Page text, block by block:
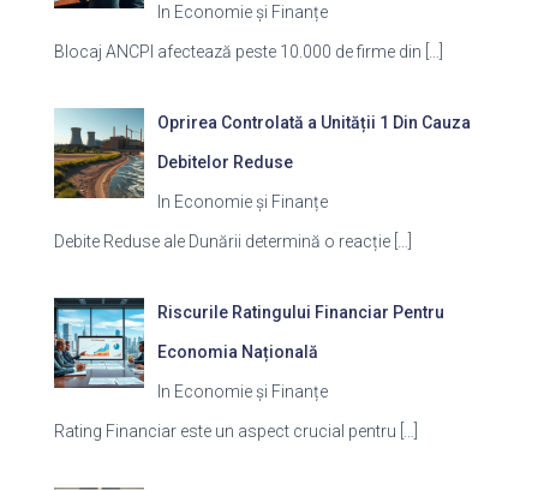
In Economie și Finanțe
Blocaj ANCPI afectează peste 10.000 de firme din
Oprirea Controlată a Unității 1 Din Cauza
Debitelor Reduse
In Economie și Finanțe
Debite Reduse ale Dunării determină o reacție
Riscurile Ratingului Financiar Pentru
Economia Națională
In Economie și Finanțe
Rating Financiar este un aspect crucial pentru